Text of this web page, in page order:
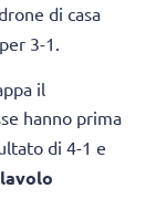
di casa
per 3-1.
il
hanno prima
di 4-1 e